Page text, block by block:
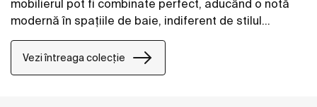
mobilierul pot fi combinate perfect, aducând o notă
modernă în spațiile de baie, indiferent de stilul
acestora.
Vezi întreaga colecție